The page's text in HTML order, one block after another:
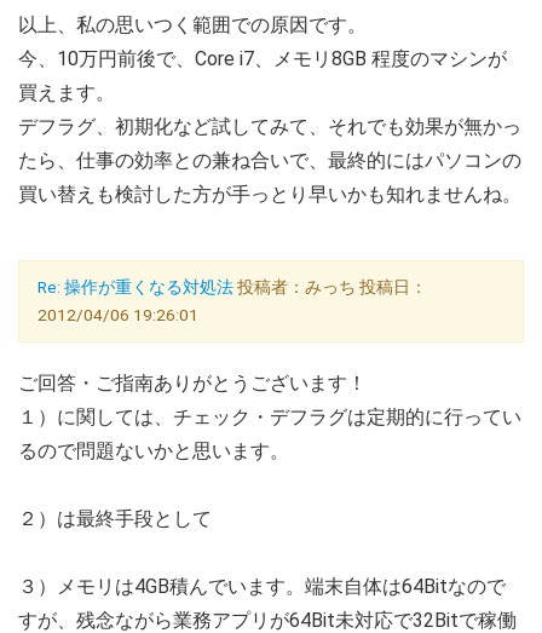
以上、私の思いつく範囲での原因です。
今、10万円前後で、Core i7、メモリ8GB 程度のマシンが
買えます。
デフラグ、初期化など試してみて、それでも効果が無かっ
たら、仕事の効率との兼ね合いで、最終的にはパソコンの
買い替えも検討した方が手っとり早いかも知れませんね。
Re: 操作が重くなる対処法投稿者：みっち 投稿日：
2012/04/06 19:26:01
ご回答・ご指南ありがとうございます！
１）に関しては、チェック・デフラグは定期的に行ってい
るので問題ないかと思います。
２）は最終手段として
３）メモリは4GB積んでいます。端末自体は64Bitなので
すが、残念ながら業務アプリが64Bit未対応で32Bitで稼働